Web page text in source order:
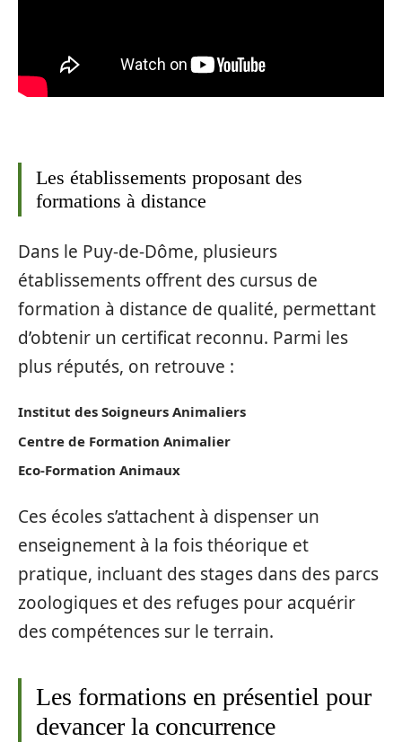
Les établissements proposant des
formations à distance
Dans le Puy-de-Dôme, plusieurs
établissements offrent des cursus de
formation à distance de qualité, permettant
d’obtenir un certificat reconnu. Parmi les
plus réputés, on retrouve :
Institut des Soigneurs Animaliers
Centre de Formation Animalier
Eco-Formation Animaux
Ces écoles s’attachent à dispenser un
enseignement à la fois théorique et
pratique, incluant des stages dans des parcs
zoologiques et des refuges pour acquérir
des compétences sur le terrain.
Les formations en présentiel pour
devancer la concurrence